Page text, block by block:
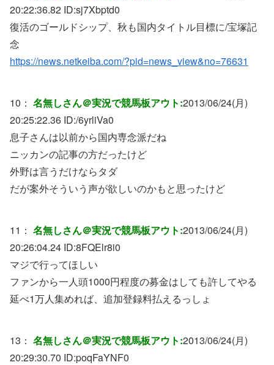
20:22:36.82 ID:sj7Xbptd0
復活のゴールドシップ、秋も国内タイトル目標に/宝塚記
念
https://news.netkeiba.com/?pid=news_view&no=76631
10： 名無しさん＠実況で競馬板アウト:2013/06/24(月)
20:25:22.36 ID:/6yrliVa0
息子さんは以前から国内専念派だね
ニッカンの記事の方だったけど
外野は言うだけならタダ
だが案外そういう声が欲しいのかもと思ったけど
11： 名無しさん＠実況で競馬板アウト:2013/06/24(月)
20:26:04.24 ID:8FQElr8i0
マジで行ってほしい
ファンから一人頭1000円程度の募金はしても許してやる
延べ1万人集めれば、追加登録料払えるっしょ
13： 名無しさん＠実況で競馬板アウト:2013/06/24(月)
20:29:30.70 ID:poqFaYNF0